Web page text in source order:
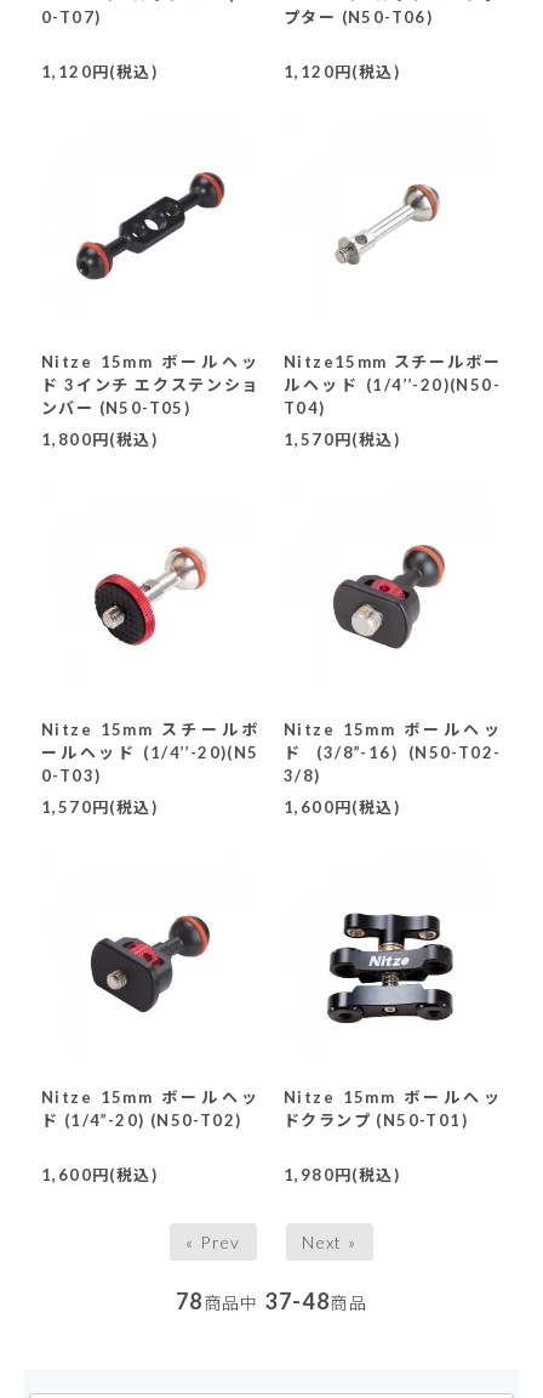
0-T07)
1,120円(税込)
プター (N50-T06)
1,120円(税込)
Nitze 15mm ボールヘッ
ド 3インチ エクステンショ
ンバー (N50-T05)
1,800円(税込)
Nitze15mm スチールボー
ルヘッド (1/4’’-20)(N50-
T04)
1,570円(税込)
Nitze 15mm スチールボ
ールヘッド (1/4’’-20)(N5
0-T03)
1,570円(税込)
Nitze 15mm ボールヘッ
ド (3/8”-16) (N50-T02-
3/8)
1,600円(税込)
Nitze 15mm ボールヘッ
ド (1/4”-20) (N50-T02)
1,600円(税込)
Nitze 15mm ボールヘッ
ドクランプ (N50-T01)
1,980円(税込)
« Prev Next »
78商品中 37-48商品